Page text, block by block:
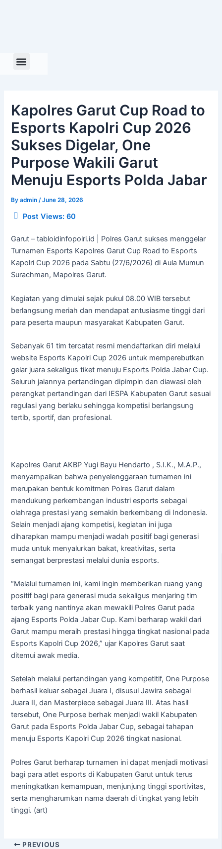
Kapolres Garut Cup Road to
Esports Kapolri Cup 2026
Sukses Digelar, One
Purpose Wakili Garut
Menuju Esports Polda Jabar
Byadmin /June 28, 2026
Post Views: 60
Garut – tabloidinfopolri.id | Polres Garut sukses menggelar
Turnamen Esports Kapolres Garut Cup Road to Esports
Kapolri Cup 2026 pada Sabtu (27/6/2026) di Aula Mumun
Surachman, Mapolres Garut.
Kegiatan yang dimulai sejak pukul 08.00 WIB tersebut
berlangsung meriah dan mendapat antusiasme tinggi dari
para peserta maupun masyarakat Kabupaten Garut.
Sebanyak 61 tim tercatat resmi mendaftarkan diri melalui
website Esports Kapolri Cup 2026 untuk memperebutkan
gelar juara sekaligus tiket menuju Esports Polda Jabar Cup.
Seluruh jalannya pertandingan dipimpin dan diawasi oleh
perangkat pertandingan dari IESPA Kabupaten Garut sesuai
regulasi yang berlaku sehingga kompetisi berlangsung
tertib, sportif, dan profesional.
Kapolres Garut AKBP Yugi Bayu Hendarto , S.I.K., M.A.P.,
menyampaikan bahwa penyelenggaraan turnamen ini
merupakan bentuk komitmen Polres Garut dalam
mendukung perkembangan industri esports sebagai
olahraga prestasi yang semakin berkembang di Indonesia.
Selain menjadi ajang kompetisi, kegiatan ini juga
diharapkan mampu menjadi wadah positif bagi generasi
muda untuk menyalurkan bakat, kreativitas, serta
semangat berprestasi melalui dunia esports.
“Melalui turnamen ini, kami ingin memberikan ruang yang
positif bagi para generasi muda sekaligus menjaring tim
terbaik yang nantinya akan mewakili Polres Garut pada
ajang Esports Polda Jabar Cup. Kami berharap wakil dari
Garut mampu meraih prestasi hingga tingkat nasional pada
Esports Kapolri Cup 2026,” ujar Kapolres Garut saat
ditemui awak media.
Setelah melalui pertandingan yang kompetitif, One Purpose
berhasil keluar sebagai Juara I, disusul Jawira sebagai
Juara II, dan Masterpiece sebagai Juara III. Atas hasil
tersebut, One Purpose berhak menjadi wakil Kabupaten
Garut pada Esports Polda Jabar Cup, sebagai tahapan
menuju Esports Kapolri Cup 2026 tingkat nasional.
Polres Garut berharap turnamen ini dapat menjadi motivasi
bagi para atlet esports di Kabupaten Garut untuk terus
meningkatkan kemampuan, menjunjung tinggi sportivitas,
serta mengharumkan nama daerah di tingkat yang lebih
tinggi. (art)
PREVIOUS